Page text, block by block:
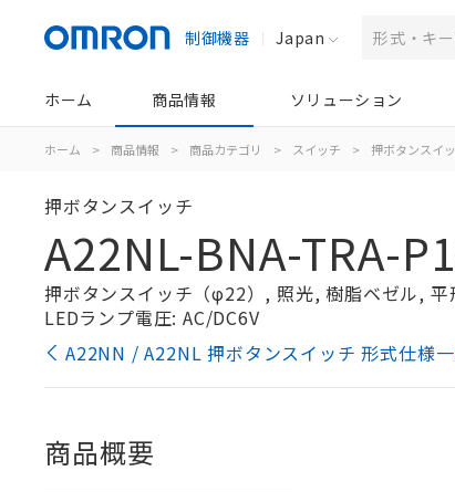
制御機器 Japan
ホーム 商品情報 ソリューション
ホーム > 商品情報 > 商品カテゴリ > スイッチ > 押ボタンスイ
押ボタンスイッチ
A22NL-BNA-TRA-
押ボタンスイッチ（φ22）, 照光, 樹脂ベゼル,
LEDランプ電圧: AC/DC6V
A22NN / A22NL 押ボタンスイッチ 形式仕様
商品概要